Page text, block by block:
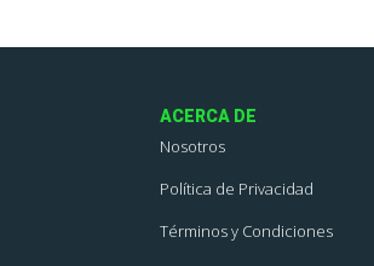
ACERCA DE
Nosotros
Política de Privacidad
Términos y Condiciones